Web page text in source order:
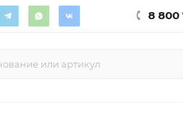
8 800